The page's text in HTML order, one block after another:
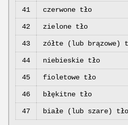
41 czerwone tło
42 zielone tło
43 zółte (lub brązowe)
44 niebieskie tło
45 fioletowe tło
46 błękitne tło
47 białe (lub szare) tło